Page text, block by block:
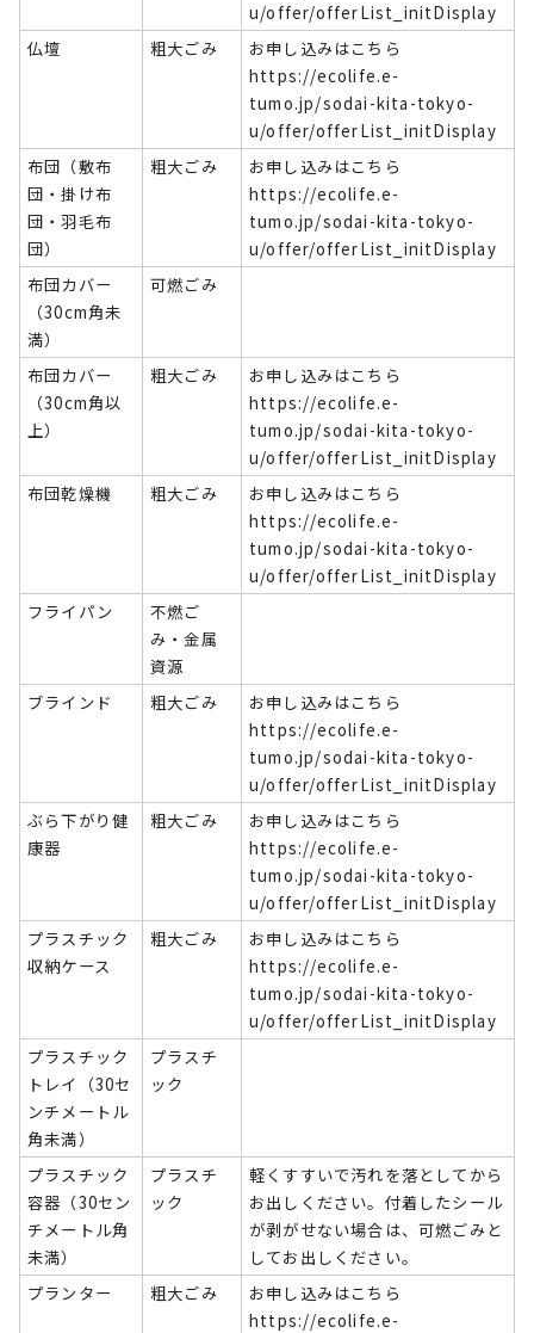
u/offer/offerList_initDisplay
仏壇
粗大ごみ
お申し込みはこちら
https://ecolife.e-
tumo.jp/sodai-kita-tokyo-
u/offer/offerList_initDisplay
布団（敷布
団・掛け布
団・羽毛布
団）
粗大ごみ
お申し込みはこちら
https://ecolife.e-
tumo.jp/sodai-kita-tokyo-
u/offer/offerList_initDisplay
布団カバー
（30cm角未
満）
可燃ごみ
布団カバー
（30cm角以
上）
粗大ごみ
お申し込みはこちら
https://ecolife.e-
tumo.jp/sodai-kita-tokyo-
u/offer/offerList_initDisplay
布団乾燥機
粗大ごみ
お申し込みはこちら
https://ecolife.e-
tumo.jp/sodai-kita-tokyo-
u/offer/offerList_initDisplay
フライパン
不燃ご
み・金属
資源
ブラインド
粗大ごみ
お申し込みはこちら
https://ecolife.e-
tumo.jp/sodai-kita-tokyo-
u/offer/offerList_initDisplay
ぶら下がり健
康器
粗大ごみ
お申し込みはこちら
https://ecolife.e-
tumo.jp/sodai-kita-tokyo-
u/offer/offerList_initDisplay
プラスチック
収納ケース
粗大ごみ
お申し込みはこちら
https://ecolife.e-
tumo.jp/sodai-kita-tokyo-
u/offer/offerList_initDisplay
プラスチック
トレイ（30セ
ンチメートル
角未満）
プラスチ
ック
プラスチック
容器（30セン
チメートル角
未満）
プラスチ
ック
軽くすすいで汚れを落としてから
お出しください。付着したシール
が剥がせない場合は、可燃ごみと
してお出しください。
プランター
粗大ごみ
お申し込みはこちら
https://ecolife.e-